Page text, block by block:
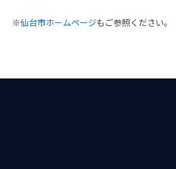
※仙台市ホームページもご参照ください。